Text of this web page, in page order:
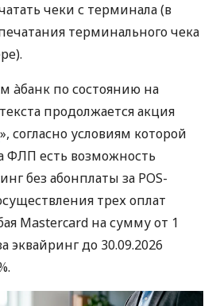
чеки с терминала (в
терминального чека
àбанк по состоянию на
продолжается акция
», согласно условиям которой
ФЛП есть возможность
без абонплаты за POS-
трех оплат
Mastercard на сумму от 1
эквайринг до 30.09.2026